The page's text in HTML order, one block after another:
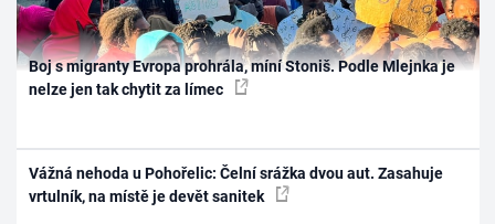
Boj s migranty Evropa prohrála, míní Stoniš. Podle Mlejnka je
nelze jen tak chytit za límec
Vážná nehoda u Pohořelic: Čelní srážka dvou aut. Zasahuje
vrtulník, na místě je devět sanitek